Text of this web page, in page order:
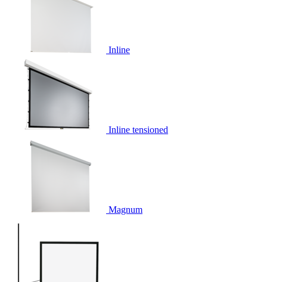
Inline
Inline tensioned
Magnum